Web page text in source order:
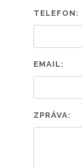
TELEFON:
EMAIL:
ZPRÁVA: